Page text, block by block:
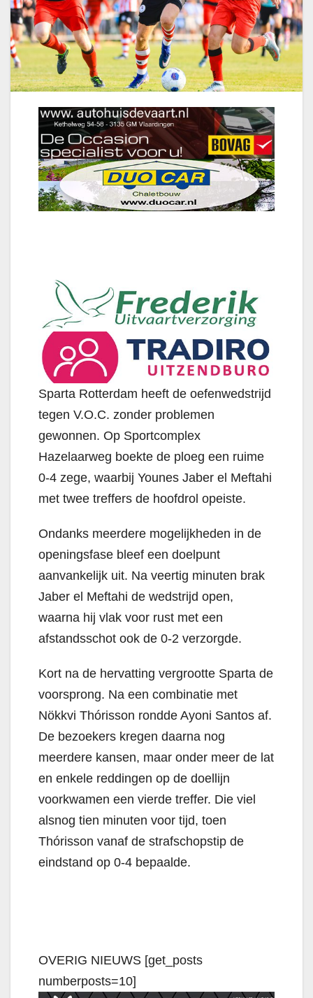
Sparta Rotterdam heeft de oefenwedstrijd
tegen V.O.C. zonder problemen
gewonnen. Op Sportcomplex
Hazelaarweg boekte de ploeg een ruime
0-4 zege, waarbij Younes Jaber el Meftahi
met twee treffers de hoofdrol opeiste.
Ondanks meerdere mogelijkheden in de
openingsfase bleef een doelpunt
aanvankelijk uit. Na veertig minuten brak
Jaber el Meftahi de wedstrijd open,
waarna hij vlak voor rust met een
afstandsschot ook de 0-2 verzorgde.
Kort na de hervatting vergrootte Sparta de
voorsprong. Na een combinatie met
Nökkvi Thórisson rondde Ayoni Santos af.
De bezoekers kregen daarna nog
meerdere kansen, maar onder meer de lat
en enkele reddingen op de doellijn
voorkwamen een vierde treffer. Die viel
alsnog tien minuten voor tijd, toen
Thórisson vanaf de strafschopstip de
eindstand op 0-4 bepaalde.
OVERIG NIEUWS [get_posts
numberposts=10]